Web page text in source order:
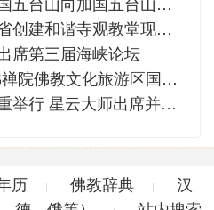
王作安局长出席四川省创建和谐寺观教堂现场交流会
席第三届海峡论坛
永寿大和尚出席“大佛禅院佛教文化旅游区国家4A景区”授牌仪式
第九届佛光亲属会隆重举行 星云大师出席并作开示
历 | 佛教辞典 |
汉